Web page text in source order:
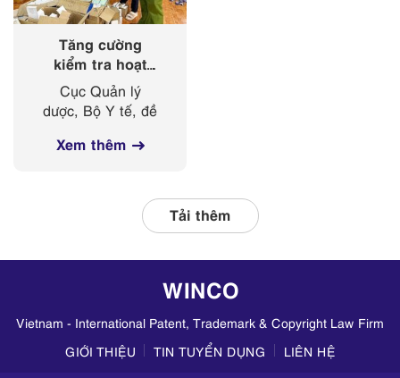
Tăng cường
kiểm tra hoạt
động kinh doanh
mỹ phẩm trên
các nền tảng
mạng xã hội
Cục Quản lý
dược, Bộ Y tế, đề
tỉnh, thành phố
liên quan, tập
trung kiểm tra
doanh mỹ phẩm
Xem thêm
Tải thêm
WINCO
Vietnam - International Patent, Trademark & Copyright Law Firm
GIỚI THIỆU
TIN TUYỂN DỤNG LIÊN HỆ